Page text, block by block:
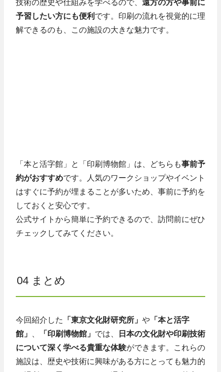
技術の歴史や仕組みを学べるので、 遠方の方や事前に
予習したい方にも便利 です。印刷の流れを視覚的に理
解できるのも、この施設の大きな魅力です。
「本と活字館」と「印刷博物館」は、どちらも事前予
約がおすすめです。人気のワークショップやイベント
はすぐに予約が埋まることが多いため、事前に予約を
しておくと安心です。
公式サイトから簡単に予約できるので、訪問前にぜひ
チェックしてみてください。
04 まとめ
今回紹介した 「東京文化財研究所」 や 「本と活字
館」
「印刷博物館」 では、
日本の文化財や印刷技術
について深く学べる貴重な体験ができます。これらの
施設は、歴史や技術に興味がある方にとっても魅力的